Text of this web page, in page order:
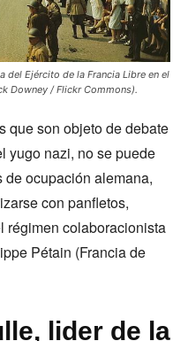
del Ejército de la Francia Libre en el
Downey / Flickr Commons).
que son objeto de debate
yugo nazi, no se puede
ocupación alemana,
con panfletos,
régimen colaboracionista
Pétain (Francia de
lider de la